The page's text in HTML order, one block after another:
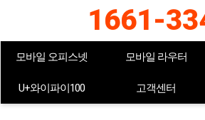
1661-
모바일 오피스넷 모바일 라우터
U+와이파이100 고객센터